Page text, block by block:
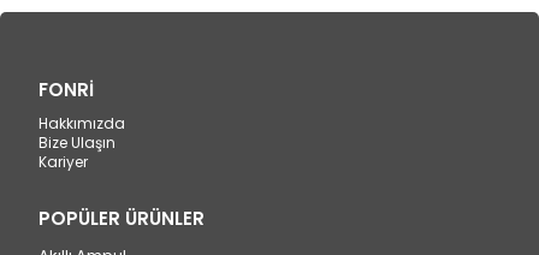
FONRİ
Hakkımızda
Bize Ulaşın
Kariyer
POPÜLER ÜRÜNLER